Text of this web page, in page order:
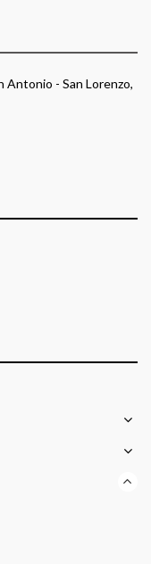
Antonio - San Lorenzo,